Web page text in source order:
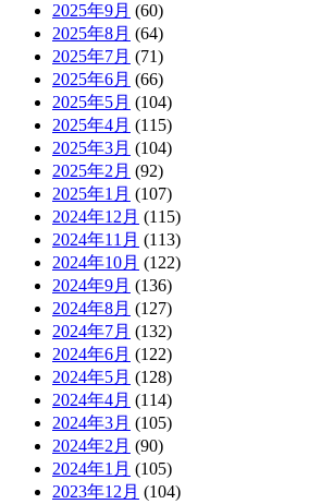
2025年9月 (60)
2025年8月 (64)
2025年7月 (71)
2025年6月 (66)
2025年5月 (104)
2025年4月 (115)
2025年3月 (104)
2025年2月 (92)
2025年1月 (107)
2024年12月 (115)
2024年11月 (113)
2024年10月 (122)
2024年9月 (136)
2024年8月 (127)
2024年7月 (132)
2024年6月 (122)
2024年5月 (128)
2024年4月 (114)
2024年3月 (105)
2024年2月 (90)
2024年1月 (105)
2023年12月 (104)